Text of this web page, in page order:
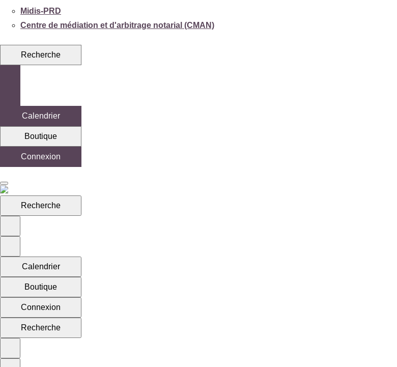
Midis-PRD
Centre de médiation et d'arbitrage notarial (CMAN)
Recherche
Calendrier
Boutique
Connexion
Recherche
Calendrier
Boutique
Connexion
Recherche